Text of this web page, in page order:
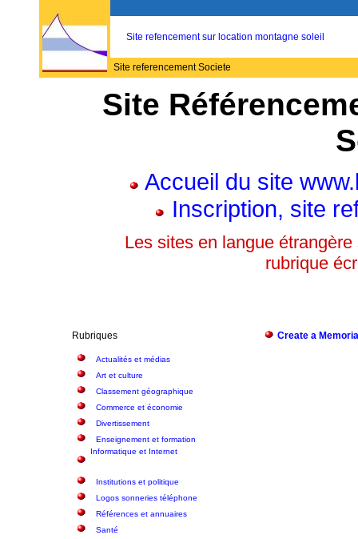
Site refencement sur location montagne soleil
Site referencement Societe
Site
Accueil du site
Inscription, site
Les sites en langue
rubrique
Rubriques
Actualités et médias
Art et culture
Classement géographique
Commerce et économie
Divertissement
Enseignement et formation
Informatique et Internet
Institutions et politique
Logos sonneries téléphone
Références et annuaires
Santé
Create a